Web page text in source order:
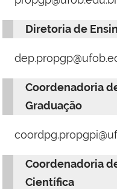
Diretoria de
Coordenadoria
Graduação
Coordenadoria
Científica